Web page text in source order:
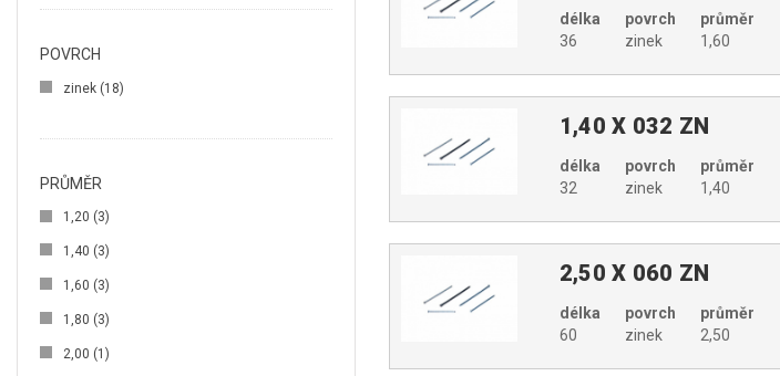
POVRCH
zinek (18)
PRŮMĚR
1,20 (3)
1,40 (3)
1,60 (3)
1,80 (3)
2,00 (1)
délka
36
povrch
zinek
průměr
1,60
1,40 X 032 ZN
délka
32
povrch
zinek
průměr
1,40
2,50 X 060 ZN
délka
60
povrch
zinek
průměr
2,50